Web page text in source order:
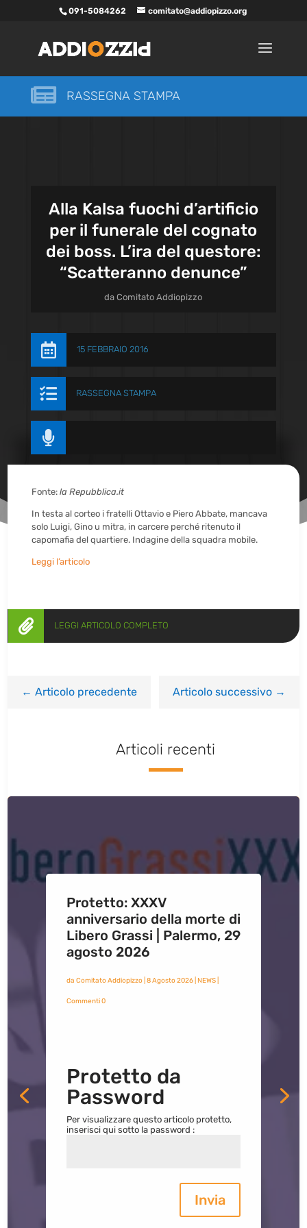
091-5084262 comitato@addiopizzo.org
 RASSEGNA STAMPA
Alla Kalsa fuochi d’artificio
per il funerale del cognato
dei boss. L’ira del questore:
“Scatteranno denunce”
daComitato Addiopizzo
 15 FEBBRAIO 2016
 RASSEGNA STAMPA

Fonte: la Repubblica.it
In testa al corteo i fratelli Ottavio e Piero Abbate, mancava
solo Luigi, Gino u mitra, in carcere perché ritenuto il
capomafia del quartiere. Indagine della squadra mobile.
Leggi l’articolo
 LEGGI ARTICOLO COMPLETO
←Articolo precedente Articolo successivo→
Articoli recenti
Protetto: XXXV
anniversario della morte di
Libero Grassi | Palermo, 29
agosto 2026
da Comitato Addiopizzo| 8 Agosto 2026| NEWS|
Commenti 0
Protetto da
Password
Per visualizzare questo articolo protetto,
inserisci qui sotto la password :
Invia